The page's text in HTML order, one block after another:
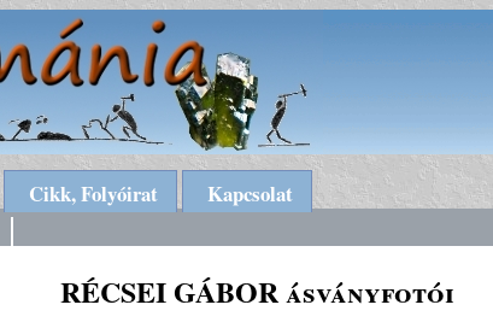
Cikk, Folyóirat
Kapcsolat
RÉCSEI GÁBOR ásványfotói